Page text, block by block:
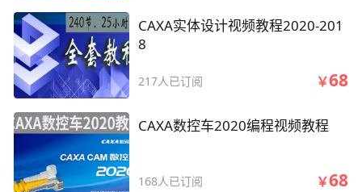
CAXA实体设计视频教程2020-201
8
217人已订阅 ￥68
CAXA数控车2020编程视频教程
168人已订阅 ￥68